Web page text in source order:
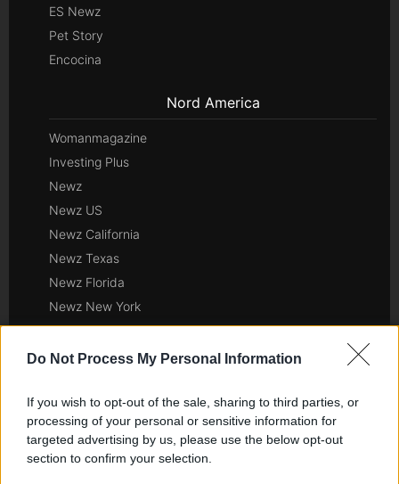
Do Not Process My Personal Information
If you wish to opt-out of the sale, sharing to third parties, or
processing of your personal or sensitive information for
targeted advertising by us, please use the below opt-out
section to confirm your selection.
ES Newz
Pet Story
Encocina
Nord America
Womanmagazine
Investing Plus
Newz
Newz US
Newz California
Newz Texas
Newz Florida
Newz New York
Newz Pennsylvania
Newz Illinois
Gameland
Hig Tech Mag
Scoop Mag